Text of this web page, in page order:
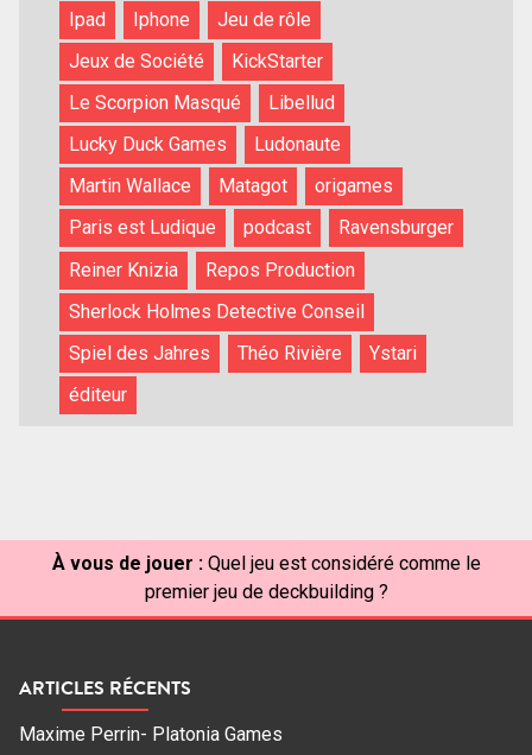
Ipad
Iphone
Jeu de rôle
Jeux de Société
KickStarter
Le Scorpion Masqué
Libellud
Lucky Duck Games
Ludonaute
Martin Wallace
Matagot
origames
Paris est Ludique
podcast
Ravensburger
Reiner Knizia
Repos Production
Sherlock Holmes Detective Conseil
Spiel des Jahres
Théo Rivière
Ystari
éditeur
À vous de jouer : Quel jeu est considéré comme le
premier jeu de deckbuilding ?
ARTICLES RÉCENTS
Maxime Perrin- Platonia Games